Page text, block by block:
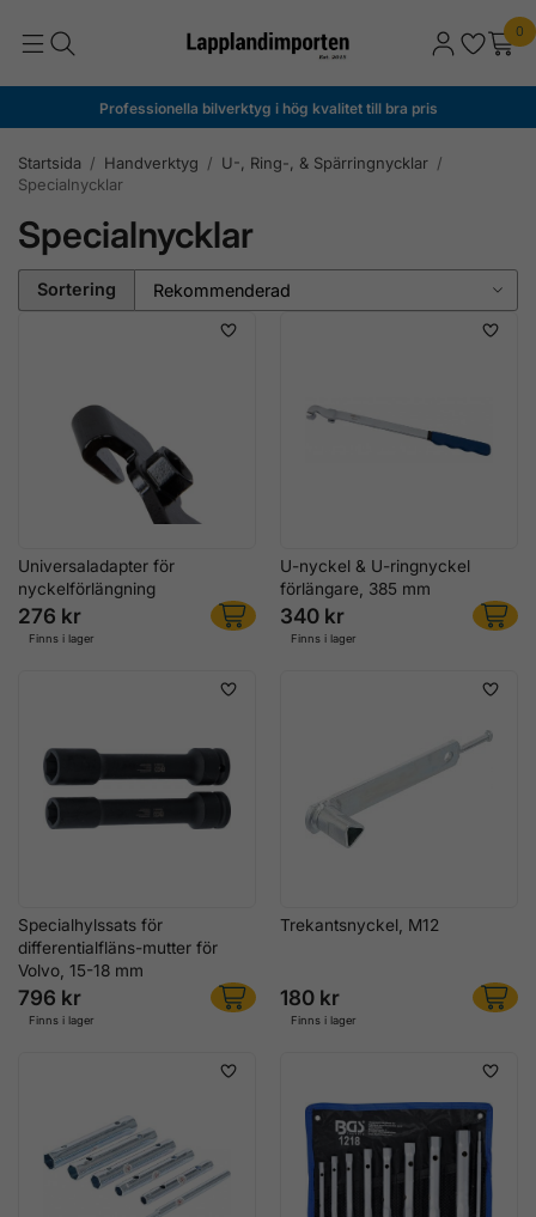
0
Professionella bilverktyg i hög kvalitet till bra pris
Startsida / Handverktyg / U-, Ring-, & Spärringnycklar /
Specialnycklar
Specialnycklar
Sortering
Universaladapter för
nyckelförlängning
276 kr
Finns i lager
U-nyckel & U-ringnyckel
förlängare, 385 mm
340 kr
Finns i lager
Specialhylssats för
differentialfläns-mutter för
Volvo, 15-18 mm
796 kr
Finns i lager
Trekantsnyckel, M12
180 kr
Finns i lager